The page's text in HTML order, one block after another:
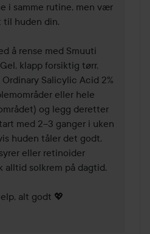
i samme rutine, men vær
huden din.
å rense med Smuuti
klapp forsiktig tørr,
Salicylic Acid 2%
eller hele
og legg deretter
med 2–3 ganger i uken
huden tåler det godt.
eller retinoider
alltid solkrem på dagtid.
alt godt 💖